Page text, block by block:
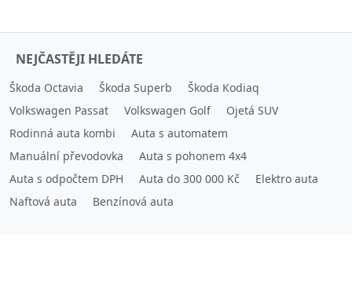
NEJČASTĚJI HLEDÁTE
Škoda Octavia Škoda Superb
Škoda Kodiaq
Volkswagen Passat
Volkswagen Golf
Ojetá SUV
Rodinná auta kombi
Auta s automatem
Manuální převodovka
Auta s pohonem 4x4
Auta s odpočtem DPH
Auta do 300 000 Kč
Elektro auta
Naftová auta
Benzínová auta